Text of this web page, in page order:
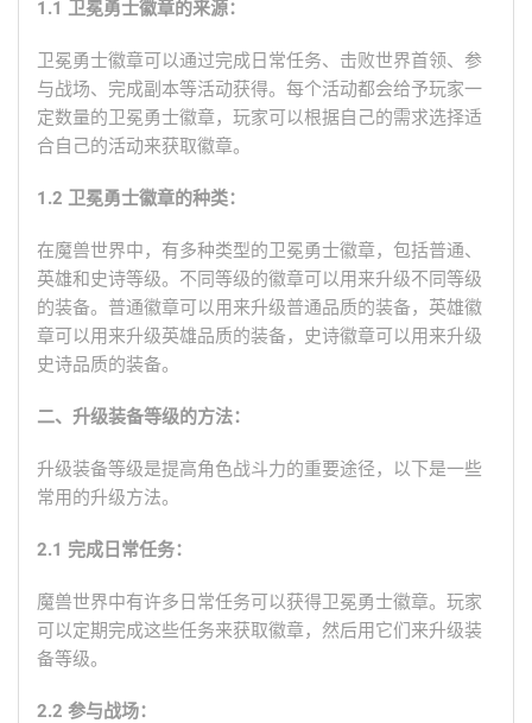
1.1 卫冕勇士徽章的来源：
卫冕勇士徽章可以通过完成日常任务、击败世界首领、参
与战场、完成副本等活动获得。每个活动都会给予玩家一
定数量的卫冕勇士徽章，玩家可以根据自己的需求选择适
合自己的活动来获取徽章。
1.2 卫冕勇士徽章的种类：
在魔兽世界中，有多种类型的卫冕勇士徽章，包括普通、
英雄和史诗等级。不同等级的徽章可以用来升级不同等级
的装备。普通徽章可以用来升级普通品质的装备，英雄徽
章可以用来升级英雄品质的装备，史诗徽章可以用来升级
史诗品质的装备。
二、升级装备等级的方法：
升级装备等级是提高角色战斗力的重要途径，以下是一些
常用的升级方法。
2.1 完成日常任务：
魔兽世界中有许多日常任务可以获得卫冕勇士徽章。玩家
可以定期完成这些任务来获取徽章，然后用它们来升级装
备等级。
2.2 参与战场：